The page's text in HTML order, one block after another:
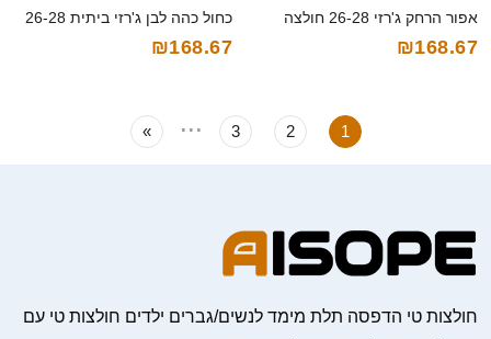
אפור הרחק ג'רזי 26-28 חולצה
קצרה
₪168.67
כחול כהה לבן ג'רזי ביתית 26-28
חולצה קצרה
₪168.67
1
2
3
...
»
חולצות טי הדפסה תלת מימד לנשים/גברים ילדים חולצות טי עם